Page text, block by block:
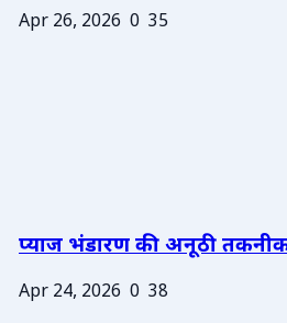
Apr 26, 2026 0 35
प्याज भंडारण की अनूठी
Apr 24, 2026 0 38